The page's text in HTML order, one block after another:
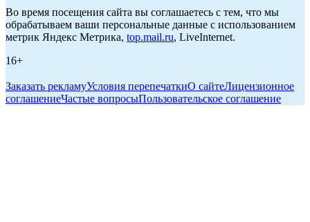
Во время посещения сайта вы соглашаетесь с тем, что мы
обрабатываем ваши персональные данные с использованием
метрик Яндекс Метрика, top.mail.ru, LiveInternet.
16+
Заказать рекламуУсловия перепечаткиО сайтеЛицензионное
соглашениеЧастые вопросыПользовательское соглашение